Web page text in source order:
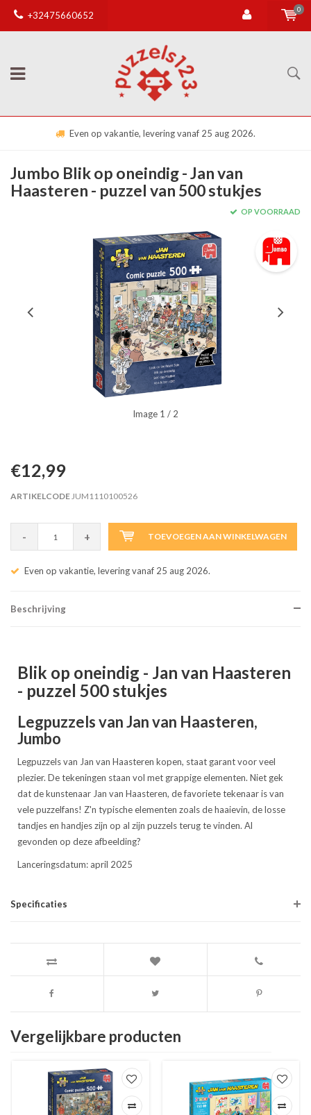
+32475660652
0
Even op vakantie, levering vanaf 25 aug 2026.
Jumbo Blik op oneindig - Jan van
Haasteren - puzzel van 500 stukjes
OP VOORRAAD
Image 1 / 2
€12,99
ARTIKELCODEJUM1110100526
- + TOEVOEGEN AAN WINKELWAGEN
Even op vakantie, levering vanaf 25 aug 2026.
Beschrijving
Blik op oneindig - Jan van Haasteren
- puzzel 500 stukjes
Legpuzzels van Jan van Haasteren,
Jumbo
Legpuzzels van Jan van Haasteren kopen, staat garant voor veel
plezier. De tekeningen staan vol met grappige elementen. Niet gek
dat de kunstenaar Jan van Haasteren, de favoriete tekenaar is van
vele puzzelfans! Z'n typische elementen zoals de haaievin, de losse
tandjes en handjes zijn op al zijn puzzels terug te vinden. Al
gevonden op deze afbeelding?
Lanceringsdatum: april 2025
Specificaties
Vergelijkbare producten